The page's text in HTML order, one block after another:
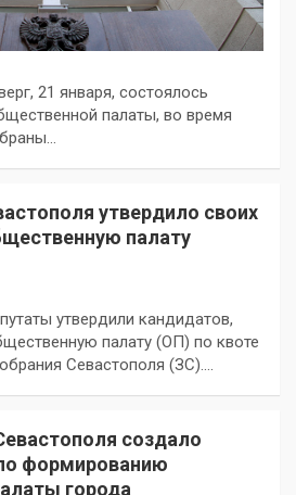
21 января, состоялось
палаты, во время
утвердило своих
палату
утвердили кандидатов,
палату (ОП) по квоте
Севастополя (ЗС).…
создало
формированию
города